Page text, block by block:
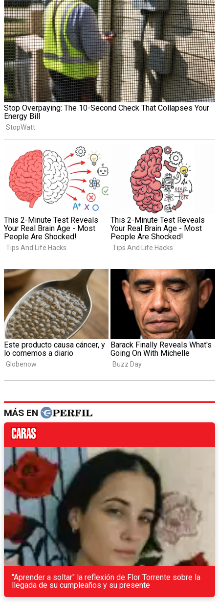
MÁS EN
"Aprender a soltar" la reflexión de Flor Torrente sobre la
llegada de su cumpleaños y su presente